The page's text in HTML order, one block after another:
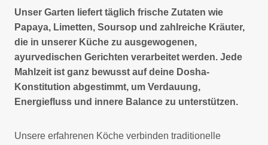
Unser Garten liefert täglich frische Zutaten wie
Papaya, Limetten, Soursop und zahlreiche Kräuter,
die in unserer Küche zu ausgewogenen,
ayurvedischen Gerichten verarbeitet werden. Jede
Mahlzeit ist ganz bewusst auf deine Dosha-
Konstitution abgestimmt, um Verdauung,
Energiefluss und innere Balance zu unterstützen.
Unsere erfahrenen Köche verbinden traditionelle